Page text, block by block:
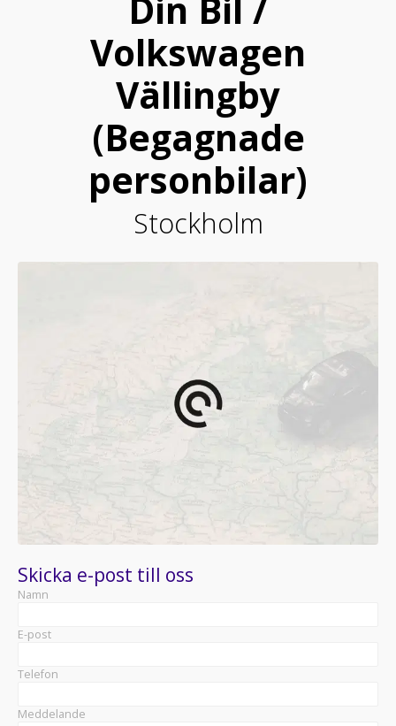
Din Bil /
Volkswagen
Vällingby
(Begagnade
personbilar)
Stockholm
Skicka e-post till oss
Namn
E-post
Telefon
Meddelande